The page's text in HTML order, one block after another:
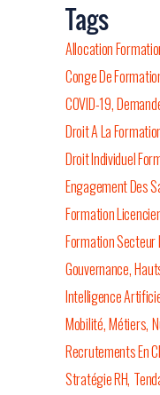
Tags
Allocation
Conge De
COVID-19
Droit A La
Droit Individuel
Engagement Des
Formation
Formation Secteur
Gouvernance
Intelligence
Mobilité Métiers
Recrutements En
Stratégie RH